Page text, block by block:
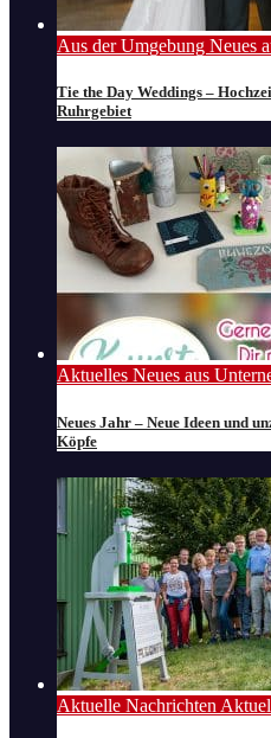
Aus der Umgebung Neues
Tie the Day Weddings –
Ruhrgebiet
Aktuelles Neues aus
Neues Jahr – Neue Ideen und
Köpfe
Aktuelle Nachrichten